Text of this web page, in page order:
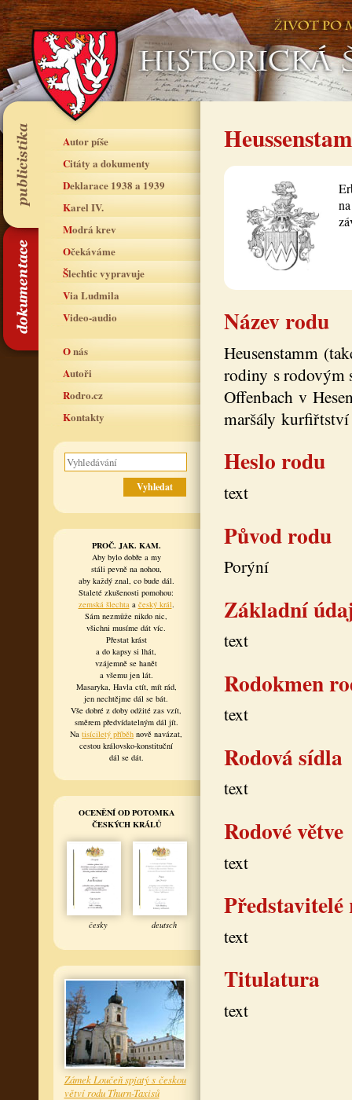
Autor píše
Citáty a dokumenty
Deklarace 1938 a 1939
Karel IV.
Modrá krev
Očekáváme
Šlechtic vypravuje
Via Ludmila
Video-audio
O nás
Autoři
Rodro.cz
Kontakty
PROČ. JAK. KAM.
Aby bylo dobře a my
stáli pevně na nohou,
aby každý znal, co bude dál.
Staleté zkušenosti pomohou:
zemská šlechtaa český král.
Sám nezmůže nikdo nic,
všichni musíme dát víc.
Přestat krást
a do kapsy si lhát,
vzájemně se hanět
a všemu jen lát.
Masaryka, Havla ctít, mít rád,
jen nechtějme dál se bát.
Vše dobré z doby odžité zas vzít,
směrem předvídatelným dál jít.
Na tisíciletý příběh nově navázat,
cestou královsko-konstituční
dál se dát.
OCENĚNÍ OD POTOMKA
ČESKÝCH KRÁLŮ
česky deutsch
Zámek Loučeň spjatý s českou
větví rodu Thurn-Taxisů
Název rodu
Heusenstamm
rodiny s rodovým
Offenbach v
maršály
Heslo rodu
text
Původ rodu
Porýní
Základní
text
Rodokmen
text
Rodová sídla
text
Rodové větve
text
Představitelé
text
Titulatura
text